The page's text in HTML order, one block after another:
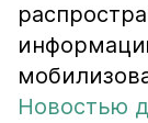
Новостью